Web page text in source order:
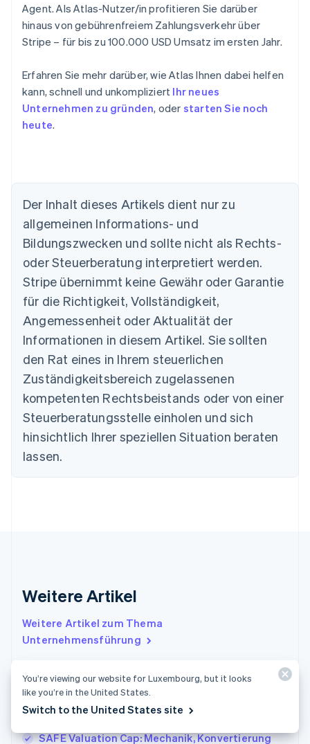
Agent. Als Atlas-Nutzer/in profitieren Sie darüber
hinaus von gebührenfreiem Zahlungsverkehr über
Stripe – für bis zu 100.000 USD Umsatz im ersten Jahr.
Erfahren Sie mehr darüber, wie Atlas Ihnen dabei helfen
kann, schnell und unkompliziert Ihr neues
Unternehmen zu gründen, oder starten Sie noch
heute.
Der Inhalt dieses Artikels dient nur zu
allgemeinen Informations- und
Bildungszwecken und sollte nicht als Rechts-
oder Steuerberatung interpretiert werden.
Stripe übernimmt keine Gewähr oder Garantie
für die Richtigkeit, Vollständigkeit,
Angemessenheit oder Aktualität der
Informationen in diesem Artikel. Sie sollten
den Rat eines in Ihrem steuerlichen
Zuständigkeitsbereich zugelassenen
kompetenten Rechtsbeistands oder von einer
Steuerberatungsstelle einholen und sich
hinsichtlich Ihrer speziellen Situation beraten
lassen.
Weitere Artikel
Weitere Artikel zum Thema
Unternehmensführung
Fundraising-Strategien für gemeinnützige
SAFE Valuation Cap: Mechanik, Konvertierung
Australien
English
Belgien
NederlandsFrançais DeutschEnglish
Brasilien
Bulgarien
English
Dänemark
English
Deutschland
DeutschEnglish
English
Festlandchina
Indien
Irland
English
Japan
日本語English
Kanada
Kroatien
You’re viewing our website for Luxembourg, but it looks
like you’re in the United States.
Switch to the United States site